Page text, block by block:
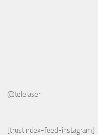
@telelaser
[trustindex-feed-instagram]